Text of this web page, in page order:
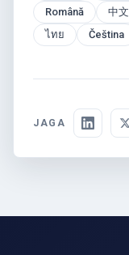
Română
中文
ไทย
Čeština
JAGA